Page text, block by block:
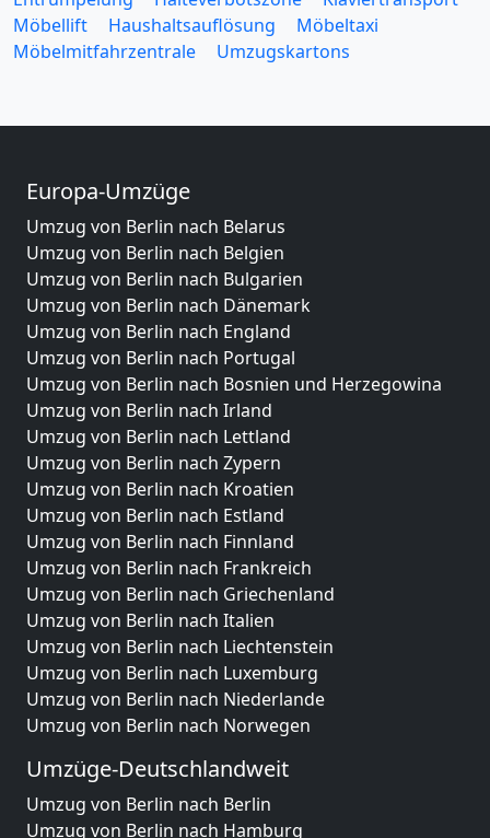
Möbellift
Haushaltsauflösung
Möbeltaxi
Möbelmitfahrzentrale
Umzugskartons
Europa-Umzüge
Umzug von Berlin nach Belarus
Umzug von Berlin nach Belgien
Umzug von Berlin nach Bulgarien
Umzug von Berlin nach Dänemark
Umzug von Berlin nach England
Umzug von Berlin nach Portugal
Umzug von Berlin nach Bosnien und Herzegowina
Umzug von Berlin nach Irland
Umzug von Berlin nach Lettland
Umzug von Berlin nach Zypern
Umzug von Berlin nach Kroatien
Umzug von Berlin nach Estland
Umzug von Berlin nach Finnland
Umzug von Berlin nach Frankreich
Umzug von Berlin nach Griechenland
Umzug von Berlin nach Italien
Umzug von Berlin nach Liechtenstein
Umzug von Berlin nach Luxemburg
Umzug von Berlin nach Niederlande
Umzug von Berlin nach Norwegen
Umzüge-Deutschlandweit
Umzug von Berlin nach Berlin
Umzug von Berlin nach Hamburg